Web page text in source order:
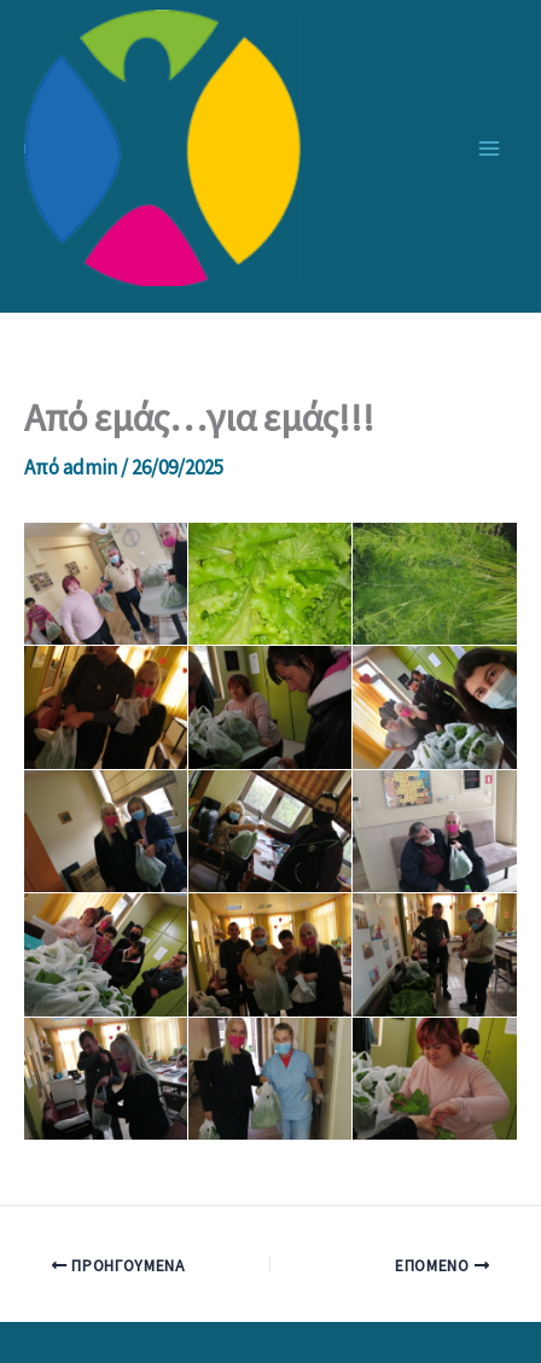
περιεχόμενο
Από εμάς…για εμάς!!!
Απόadmin/26/09/2025
ΠΡΟΗΓΟΎΜΕΝΑ ΕΠΌΜΕΝΟ